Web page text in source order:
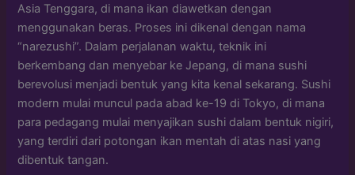
Asia Tenggara, di mana ikan diawetkan dengan
menggunakan beras. Proses ini dikenal dengan nama
“narezushi”. Dalam perjalanan waktu, teknik ini
berkembang dan menyebar ke Jepang, di mana sushi
berevolusi menjadi bentuk yang kita kenal sekarang. Sushi
modern mulai muncul pada abad ke-19 di Tokyo, di mana
para pedagang mulai menyajikan sushi dalam bentuk nigiri,
yang terdiri dari potongan ikan mentah di atas nasi yang
dibentuk tangan.